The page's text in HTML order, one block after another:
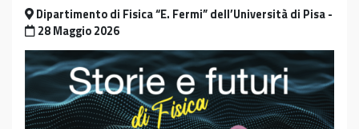
Dipartimento di Fisica “E. Fermi” dell’Università di Pisa -
28 Maggio 2026